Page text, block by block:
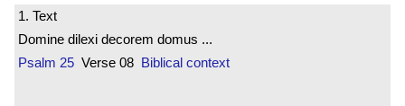
1. Text
Domine dilexi decorem domus ...
Psalm 25 Verse 08 Biblical context